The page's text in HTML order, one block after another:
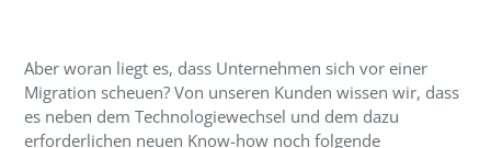
Aber woran liegt es, dass Unternehmen sich vor einer
Migration scheuen? Von unseren Kunden wissen wir, dass
es neben dem Technologiewechsel und dem dazu
erforderlichen neuen Know-how noch folgende